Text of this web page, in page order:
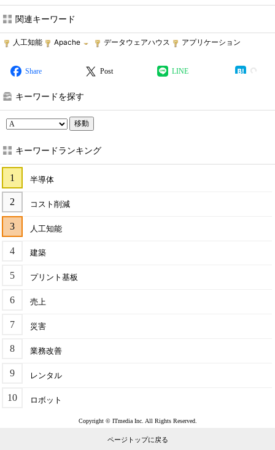
関連キーワード
人工知能 Apache データウェアハウス アプリケーション
Share Post LINE
キーワードを探す
移動
キーワードランキング
半導体
コスト削減
人工知能
建築
プリント基板
売上
災害
業務改善
レンタル
ロボット
Copyright © ITmedia Inc. All Rights Reserved.
ページトップに戻る